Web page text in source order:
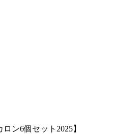
ン6個セット2025】